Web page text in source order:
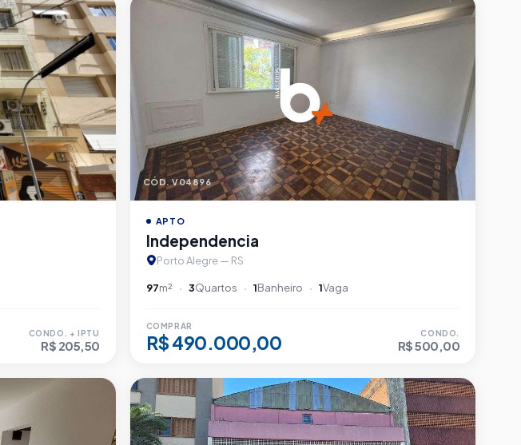
CONDO. + IPTU
R$ 205,50
CÓD. V04896
APTO
Independencia
Porto Alegre — RS
97m² 3Quartos 1Banheiro 1Vaga
COMPRAR
R$ 490.000,00 CONDO.
R$ 500,00